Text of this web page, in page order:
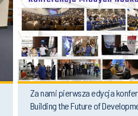
Za nami pierwsza edycja
Building the Future of